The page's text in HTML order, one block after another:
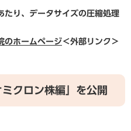
たり、データサイズの圧縮処理
のホームページ＜外部リンク＞
クロン株編」を公開